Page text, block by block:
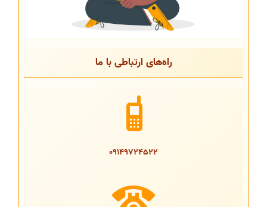
راه‌های ارتباطی با ما
09149724522